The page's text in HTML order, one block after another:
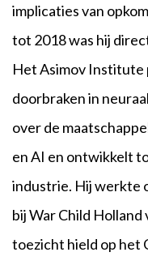
implicaties van
tot 2018 was hij
Het Asimov
doorbraken in
over de
en AI en ontwikkelt
industrie. Hij werkte
bij War Child
toezicht hield op het